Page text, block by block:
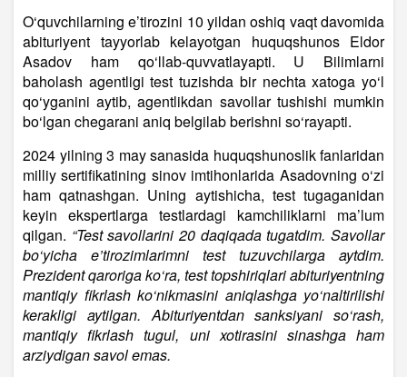
O‘quvchilarning e’tirozini 10 yildan oshiq vaqt davomida
abituriyent tayyorlab kelayotgan huquqshunos Eldor
Asadov ham qo‘llab-quvvatlayapti. U Bilimlarni
baholash agentligi test tuzishda bir nechta xatoga yo‘l
qo‘yganini aytib, agentlikdan savollar tushishi mumkin
bo‘lgan chegarani aniq belgilab berishni so‘rayapti.
2024 yilning 3 may sanasida huquqshunoslik fanlaridan
milliy sertifikatining sinov imtihonlarida Asadovning o‘zi
ham qatnashgan. Uning aytishicha, test tugaganidan
keyin ekspertlarga testlardagi kamchiliklarni ma’lum
qilgan. “Test savollarini 20 daqiqada tugatdim. Savollar
bo‘yicha e’tirozimlarimni test tuzuvchilarga aytdim.
Prezident qaroriga ko‘ra, test topshiriqlari abituriyentning
mantiqiy fikrlash ko‘nikmasini aniqlashga yo‘naltirilishi
kerakligi aytilgan. Abituriyentdan sanksiyani so‘rash,
mantiqiy fikrlash tugul, uni xotirasini sinashga ham
arziydigan savol emas.